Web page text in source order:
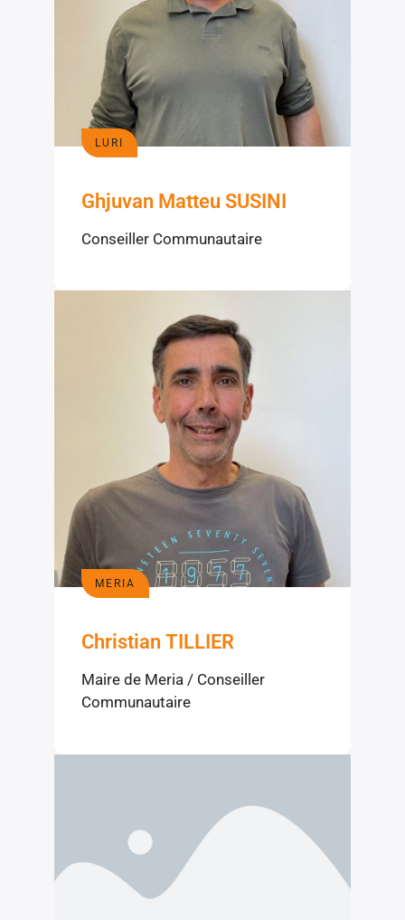
LURI
Ghjuvan Matteu SUSINI
Conseiller Communautaire
MERIA
Christian TILLIER
Maire de Meria / Conseiller
Communautaire